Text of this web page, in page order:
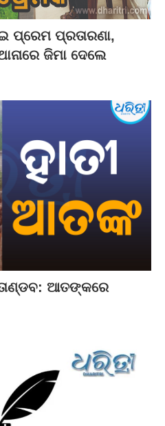
ପ୍ରେମ ପ୍ରତାରଣା,
ଜିମା ଦେଲେ
ତାଣ୍ଡବ: ଆତଙ୍କରେ